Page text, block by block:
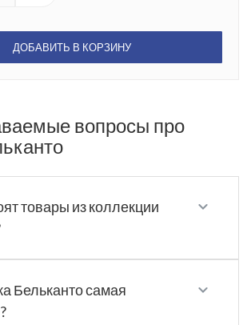
ДОБАВИТЬ В КОРЗИНУ
вопросы про
товары из коллекции
Бельканто самая